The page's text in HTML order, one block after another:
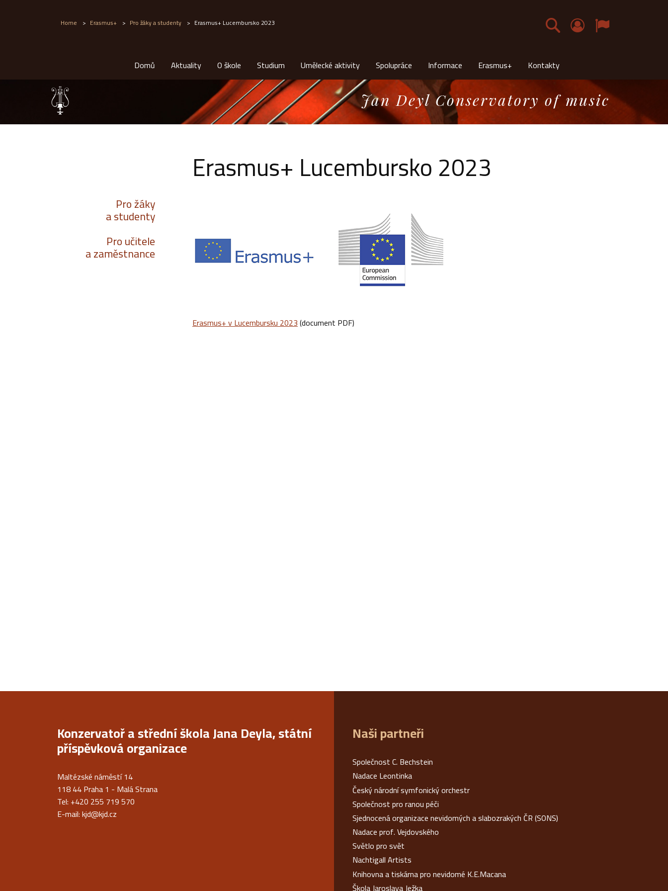
Home > Erasmus+ > Pro žáky a studenty > Erasmus+ Lucembursko 2023 Čeština
Domů Aktuality O škole Studium Umělecké aktivity Spolupráce Informace Erasmus+ Kontakty
Jan Deyl Conservatory of music
Pro žáky
a studenty
Pro učitele
a zaměstnance
Erasmus+ Lucembursko 2023
Erasmus+ v Lucembursku 2023(document PDF)
Konzervatoř a střední škola Jana Deyla, státní
příspěvková organizace
Maltézské náměstí 14
118 44 Praha 1 - Malá Strana
Tel: +420 255 719 570
E-mail:kjd@kjd.cz
Naši partneři
Společnost C. Bechstein
Nadace Leontinka
Český národní symfonický orchestr
Společnost pro ranou péči
Sjednocená organizace nevidomých a slabozrakých ČR (SONS)
Nadace prof. Vejdovského
Světlo pro svět
Nachtigall Artists
Knihovna a tiskárna pro nevidomé K.E.Macana
Škola Jaroslava Ježka